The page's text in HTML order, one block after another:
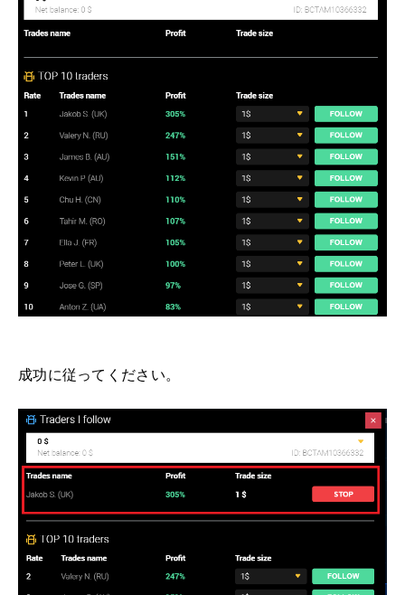
成功に従ってください。